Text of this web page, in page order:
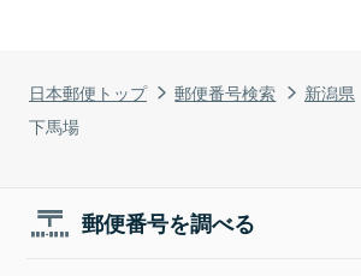
日本郵便トップ 郵便番号検索 新潟県
下馬場
郵便番号を調べる